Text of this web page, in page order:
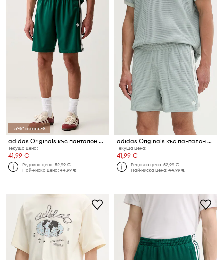
-5%* с код: FS
adidas Originals къс панталон мъжки FIREBIRD SHO
Текуща цена:
41,99 €
Редовна цена:52,99 €
Най-ниска цена:44,99 €
adidas Originals къс панталон мъжки
Текуща цена:
41,99 €
Редовна цена:52,99 €
Най-ниска цена:44,99 €